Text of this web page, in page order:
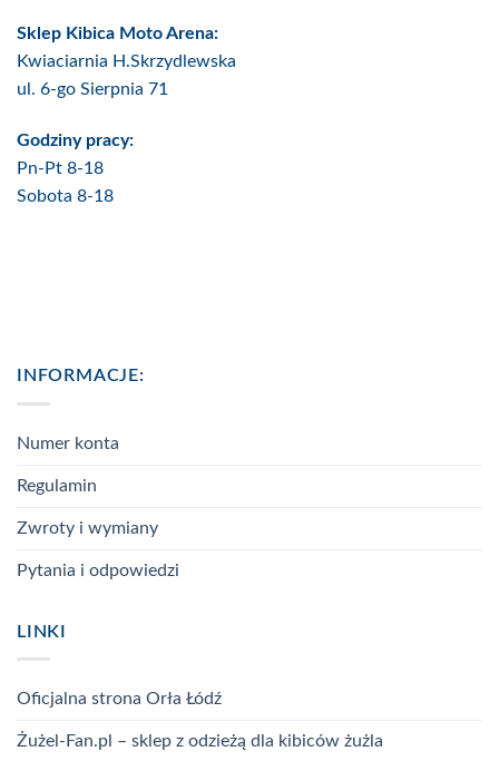
Sklep Kibica Moto Arena:
Kwiaciarnia H.Skrzydlewska
ul. 6-go Sierpnia 71
Godziny pracy:
Pn-Pt 8-18
Sobota 8-18
INFORMACJE:
Numer konta
Regulamin
Zwroty i wymiany
Pytania i odpowiedzi
LINKI
Oficjalna strona Orła Łódź
Żużel-Fan.pl – sklep z odzieżą dla kibiców żużla